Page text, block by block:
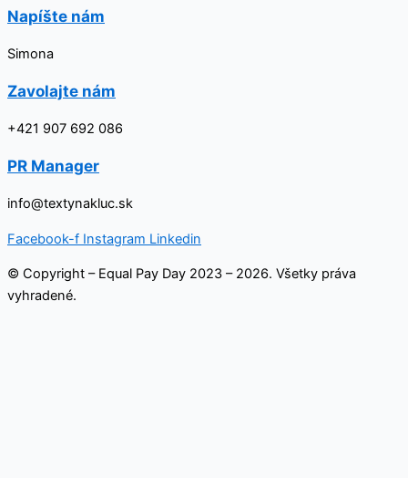
Napíšte nám
Simona
Zavolajte nám
+421 907 692 086
PR Manager
info@textynakluc.sk
Facebook-f Instagram Linkedin
© Copyright – Equal Pay Day 2023 – 2026. Všetky práva
vyhradené.